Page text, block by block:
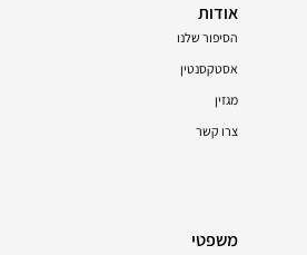
אודות
הסיפור שלנו
אסטקסנטין
מגזין
צרו קשר
משפטי